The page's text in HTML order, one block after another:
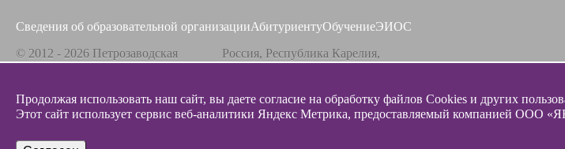
Сведения об образовательной организацииАбитуриентуОбучениеЭИОС
© 2012 - 2026 Петрозаводская
Все материалы на сайте защищены авторским
правом,
Россия, Республика Карелия,
Телефон / факс
+7 8142 67-23-67
Эл. почта
info@glazunovcons.ru
Продолжая использовать наш сайт, вы даете согласие на обработку файлов Cookies и других
Этот сайт использует сервис веб-аналитики Яндекс Метрика, предоставляемый компанией ООО